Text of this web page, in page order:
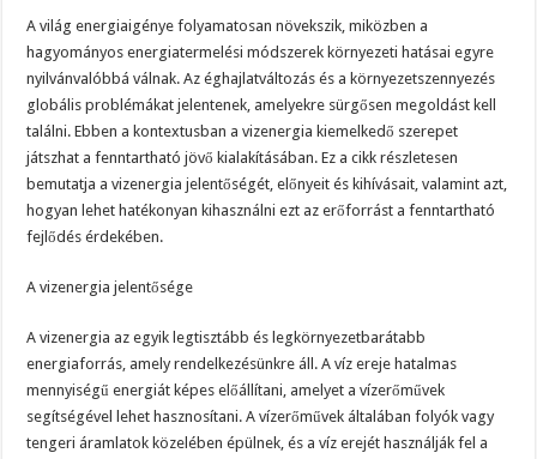
A világ energiaigénye folyamatosan növekszik, miközben a
hagyományos energiatermelési módszerek környezeti hatásai egyre
nyilvánvalóbbá válnak. Az éghajlatváltozás és a környezetszennyezés
globális problémákat jelentenek, amelyekre sürgősen megoldást kell
találni. Ebben a kontextusban a vizenergia kiemelkedő szerepet
játszhat a fenntartható jövő kialakításában. Ez a cikk részletesen
bemutatja a vizenergia jelentőségét, előnyeit és kihívásait, valamint azt,
hogyan lehet hatékonyan kihasználni ezt az erőforrást a fenntartható
fejlődés érdekében.
A vizenergia jelentősége
A vizenergia az egyik legtisztább és legkörnyezetbarátabb
energiaforrás, amely rendelkezésünkre áll. A víz ereje hatalmas
mennyiségű energiát képes előállítani, amelyet a vízerőművek
segítségével lehet hasznosítani. A vízerőművek általában folyók vagy
tengeri áramlatok közelében épülnek, és a víz erejét használják fel a